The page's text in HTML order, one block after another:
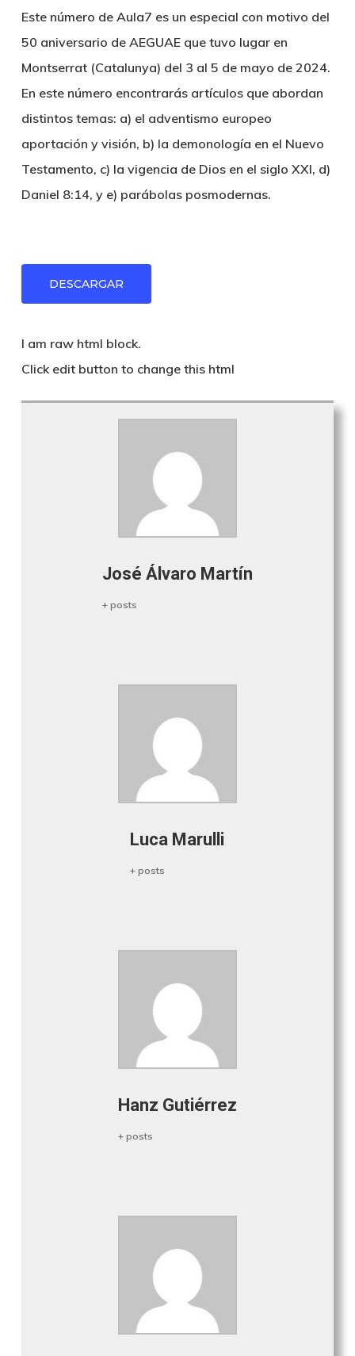
Este número de Aula7 es un especial con motivo del
50 aniversario de AEGUAE que tuvo lugar en
Montserrat (Catalunya) del 3 al 5 de mayo de 2024.
En este número encontrarás artículos que abordan
distintos temas: a) el adventismo europeo
aportación y visión, b) la demonología en el Nuevo
Testamento, c) la vigencia de Dios en el siglo XXI, d)
Daniel 8:14, y e) parábolas posmodernas.
DESCARGAR
I am raw html block.
Click edit button to change this html
José Álvaro Martín
+ posts
Luca Marulli
+ posts
Hanz Gutiérrez
+ posts